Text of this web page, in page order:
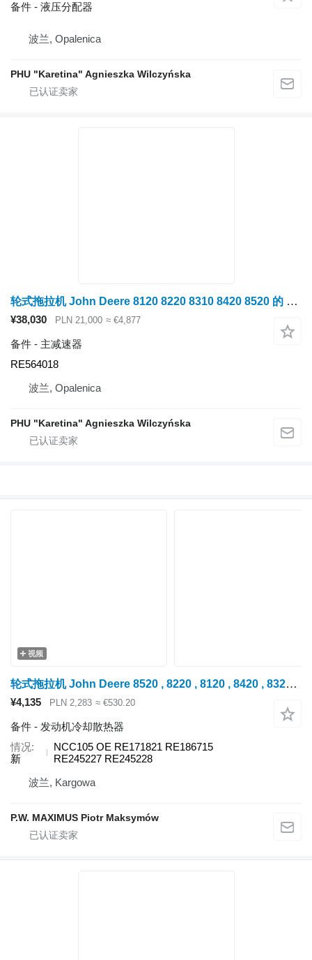
备件 - 液压分配器
波兰, Opalenica
PHU "Karetina" Agnieszka Wilczyńska
轮式拖拉机 John Deere 8120 8220 8310 8420 8520 的 主减速器 RE564018
¥38,030 PLN 21,000 ≈ €4,877
备件 - 主减速器
RE564018
波兰, Opalenica
PHU "Karetina" Agnieszka Wilczyńska
视频
轮式拖拉机 John Deere 8520 , 8220 , 8120 , 8420 , 8320 , 4920 , 8520T , 8220T , 8120T , 8320T , 8420T 的 发动机冷却散热器 Maximus NCC105
¥4,135 PLN 2,283 ≈ €530.20
备件 - 发动机冷却散热器
情况
新
NCC105 OE RE171821 RE186715
RE245227 RE245228
波兰, Kargowa
P.W. MAXIMUS Piotr Maksymów